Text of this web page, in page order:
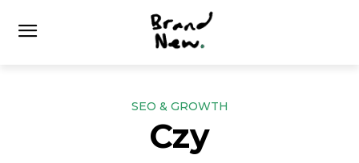
SEO & GROWTH
Czy